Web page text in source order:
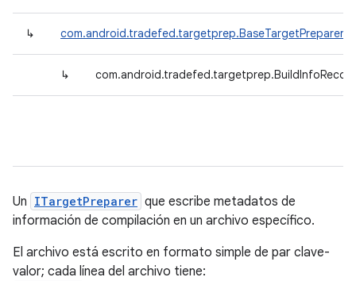
↳ com.android.tradefed.targetprep.BaseTargetPreparer
↳
Un ITargetPreparer que escribe metadatos de
información de compilación en un archivo específico.
El archivo está escrito en formato simple de par clave-
valor; cada línea del archivo tiene: